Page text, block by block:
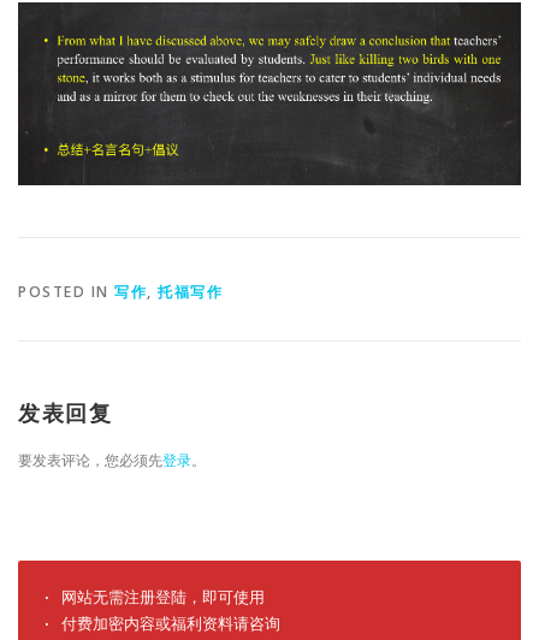
POSTED IN 写作, 托福写作
发表回复
要发表评论，您必须先登录。
· 网站无需注册登陆，即可使用
· 付费加密内容或福利资料请咨询